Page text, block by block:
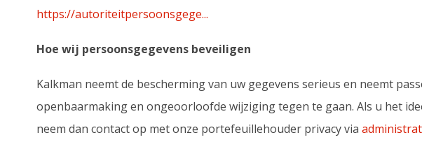
https://autoriteitpersoonsgege...
Hoe wij persoonsgegevens beveiligen
Kalkman neemt de bescherming van uw gegevens serieus en neemt
openbaarmaking en ongeoorloofde wijziging tegen te gaan. Als u het
neem dan contact op met onze portefeuillehouder privacy via